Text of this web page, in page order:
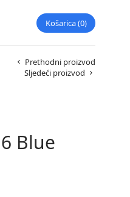
Košarica 0
Prethodni proizvod
Sljedeći proizvod
Blue